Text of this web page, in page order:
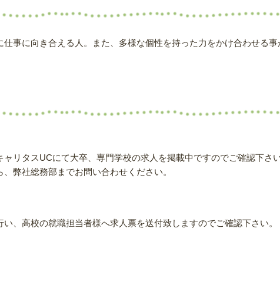
事に向き合える人。また、多様な個性を持った力をかけ合わせる
リタスUCにて大卒、専門学校の求人を掲載中ですのでご確認下さ
弊社総務部までお問い合わせください。
、高校の就職担当者様へ求人票を送付致しますのでご確認下さい。